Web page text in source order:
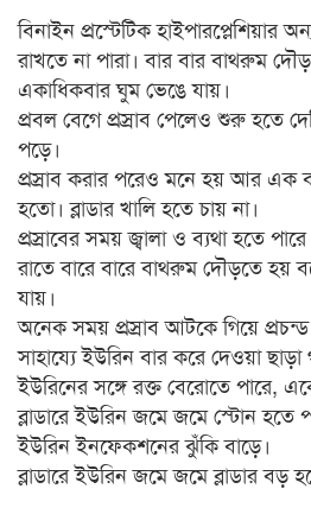
বিনাইন প্রস্টেটিক হাইপারপ্লেশিয়ার
রাখতে না পারা। বার বার বাথরুম
একাধিকবার ঘুম ভেঙে যায়।
প্রবল বেগে প্রস্রাব পেলেও শুরু হতে
পড়ে।
প্রস্রাব করার পরেও মনে হয় আর এক
হতো। ব্লাডার খালি হতে চায় না।
প্রস্রাবের সময় জ্বালা ও ব্যথা হতে
রাতে বারে বারে বাথরুম দৌড়তে হয়
যায়।
অনেক সময় প্রস্রাব আটকে গিয়ে প্রচন্ড
সাহায্যে ইউরিন বার করে দেওয়া ছাড়া
ইউরিনের সঙ্গে রক্ত বেরোতে পারে,
ব্লাডারে ইউরিন জমে জমে স্টোন হতে
ইউরিন ইনফেকশনের ঝুঁকি বাড়ে।
ব্লাডারে ইউরিন জমে জমে ব্লাডার বড়